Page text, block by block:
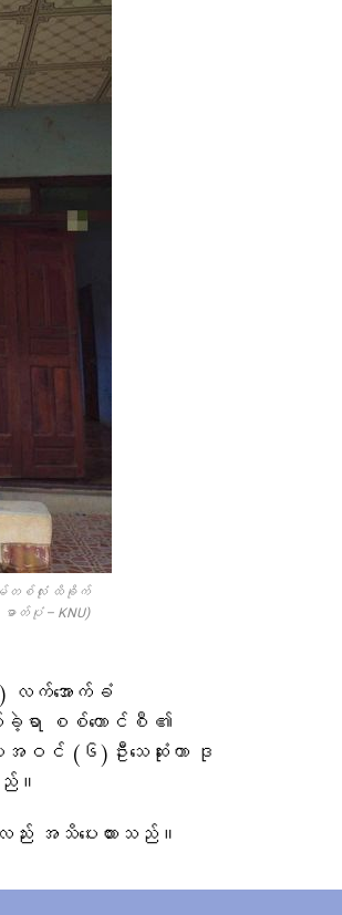
မ်တစ်လုံး ထိခိုက်
ာတ်ပုံ – KNU)
က်အောက်ခံ
ာ စစ်ကောင်စီ ၏
ဝင် (၆)ဦးသေဆုံးကာ ဒု
။
ည်း အသိပေးထားသည်။